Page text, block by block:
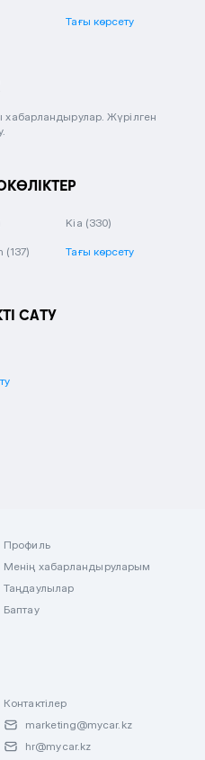
Тағы көрсету
хабарландырулар. Жүрілген
Kia (330)
(137) Тағы көрсету
САТУ
Профиль
Менің хабарландыруларым
Таңдаулылар
Баптау
Контактілер
marketing@mycar.kz
hr@mycar.kz